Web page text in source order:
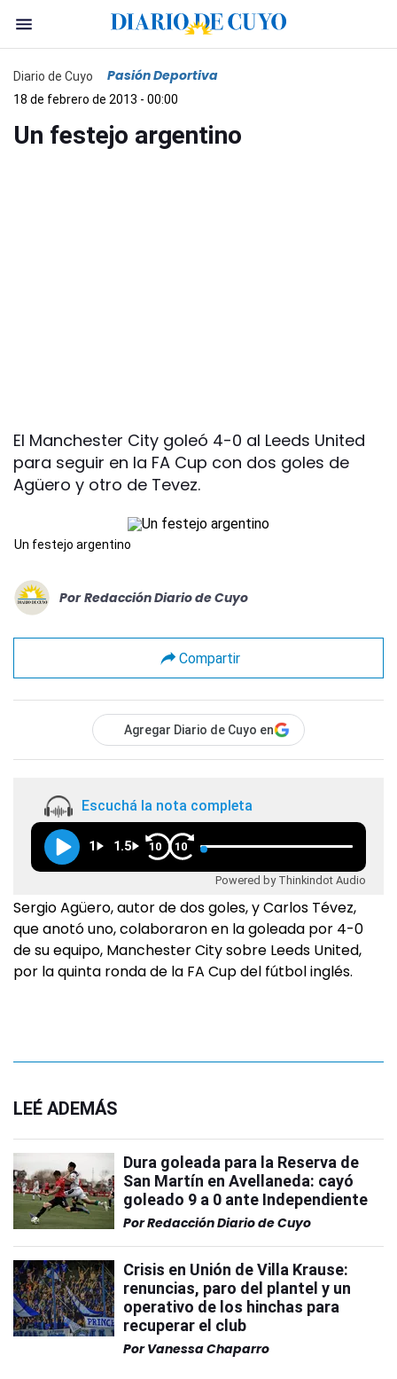
Diario de Cuyo Pasión Deportiva
18 de febrero de 2013 - 00:00
Un festejo argentino
El Manchester City goleó 4-0 al Leeds United
para seguir en la FA Cup con dos goles de
Agüero y otro de Tevez.
Un festejo argentino
Por Redacción Diario de Cuyo
Compartir
Agregar Diario de Cuyo en
Escuchá la nota completa
1 1.5 10 10
Powered by Thinkindot Audio
Sergio Agüero, autor de dos goles, y Carlos Tévez,
que anotó uno, colaboraron en la goleada por 4-0
de su equipo, Manchester City sobre Leeds United,
por la quinta ronda de la FA Cup del fútbol inglés.
LEÉ ADEMÁS
Dura goleada para la Reserva de
San Martín en Avellaneda: cayó
goleado 9 a 0 ante Independiente
PorRedacción Diario de Cuyo
Crisis en Unión de Villa Krause:
renuncias, paro del plantel y un
operativo de los hinchas para
recuperar el club
Por Vanessa Chaparro